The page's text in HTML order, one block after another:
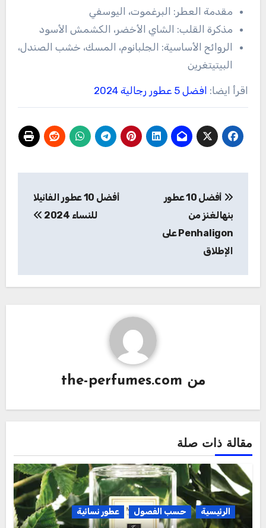
مقدمة العطر: البرغموت، اليوسفي
مذكرة القلب: الشاي الأخضر، الكشمش الأسود
الروائح الأساسية: الجلبانوم، المسك، خشب الصندل،
البيتيتغرين
اقرأ ايضا: افضل 5 عطور رجالية 2024
المقالات
أفضل 10 عطور
بنهالغنز من
Penhaligon على
الإطلاق
أفضل 10 عطور الفانيلا
للنساء 2024
من the-perfumes.com
مقالة ذات صلة
الرئيسية حسب الفصول عطور نسائية